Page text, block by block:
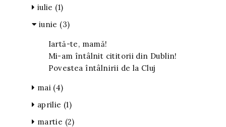
iulie (1)
iunie (3)
Iartă-te, mamă!
Mi-am întâlnit cititorii din Dublin!
Povestea întâlnirii de la Cluj
mai (4)
aprilie (1)
martie (2)